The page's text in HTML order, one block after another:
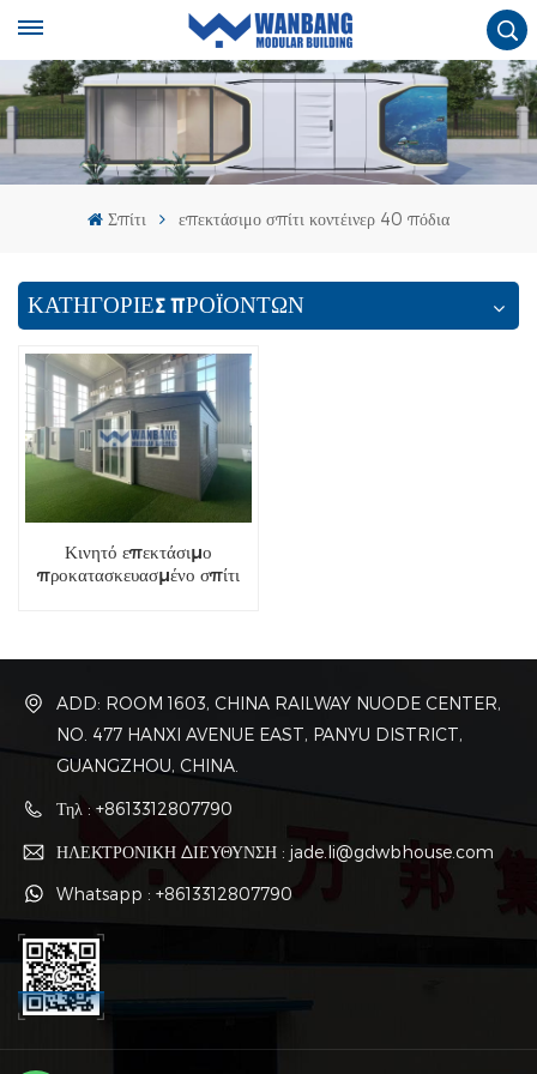
Σπίτι επεκτάσιμο σπίτι κοντέινερ 40 πόδια
ΚΑΤΗΓΟΡΙΕΣ ΠΡΟΪΟΝΤΩΝ
Κινητό επεκτάσιμο
προκατασκευασμένο σπίτι
ADD: ROOM 1603, CHINA RAILWAY NUODE CENTER,
NO. 477 HANXI AVENUE EAST, PANYU DISTRICT,
GUANGZHOU, CHINA.
Τηλ : +8613312807790
ΗΛΕΚΤΡΟΝΙΚΗ ΔΙΕΥΘΥΝΣΗ : jade.li@gdwbhouse.com
Whatsapp : +8613312807790